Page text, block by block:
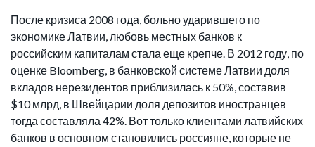
После кризиса 2008 года, больно ударившего по
экономике Латвии, любовь местных банков к
российским капиталам стала еще крепче. В 2012 году, по
оценке Bloomberg, в банковской системе Латвии доля
вкладов нерезидентов приблизилась к 50%, составив
$10 млрд, в Швейцарии доля депозитов иностранцев
тогда составляла 42%. Вот только клиентами латвийских
банков в основном становились россияне, которые не